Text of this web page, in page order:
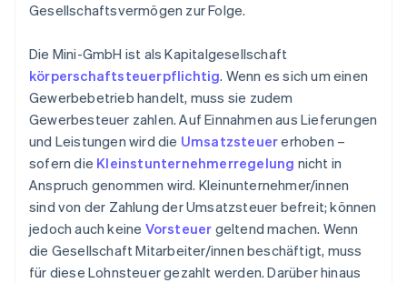
Gesellschaftsvermögen zur Folge.
Die Mini-GmbH ist als Kapitalgesellschaft
körperschaftsteuerpflichtig. Wenn es sich um einen
Gewerbebetrieb handelt, muss sie zudem
Gewerbesteuer zahlen. Auf Einnahmen aus Lieferungen
und Leistungen wird die Umsatzsteuererhoben –
sofern die Kleinstunternehmerregelung nicht in
Anspruch genommen wird. Kleinunternehmer/innen
sind von der Zahlung der Umsatzsteuer befreit; können
jedoch auch keine Vorsteuer geltend machen. Wenn
die Gesellschaft Mitarbeiter/innen beschäftigt, muss
für diese Lohnsteuer gezahlt werden. Darüber hinaus